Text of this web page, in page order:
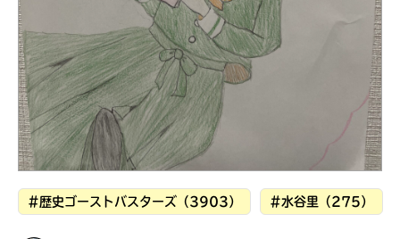
できる掲示板
#歴史ゴーストバスターズ（3903） #水谷里（275）